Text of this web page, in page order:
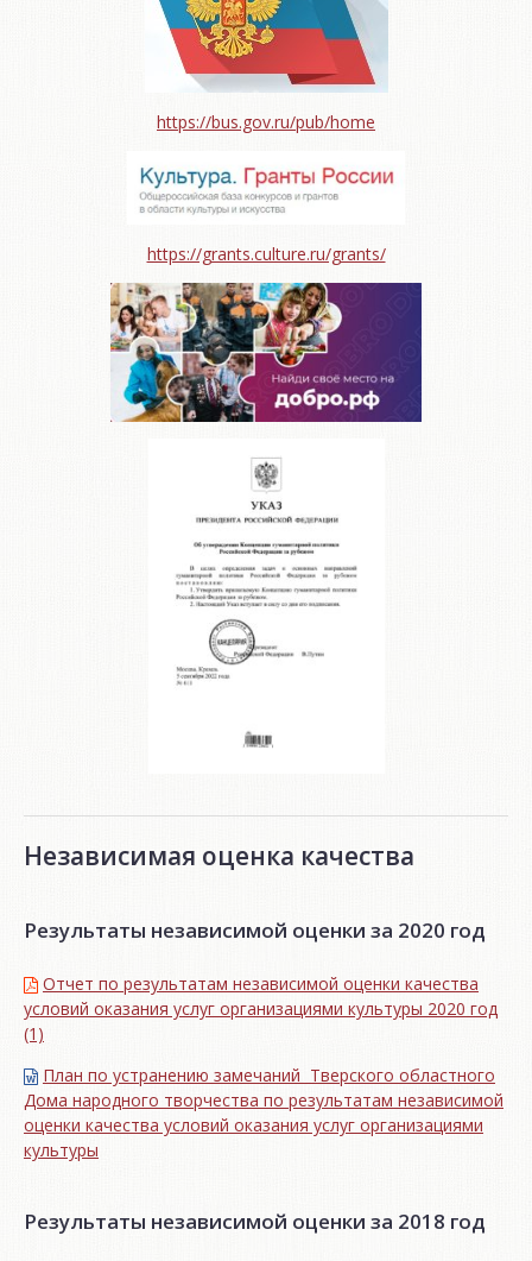
https://bus.gov.ru/pub/home
https://grants.culture.ru/grants/
Независимая оценка качества
Результаты независимой оценки за 2020 год
Отчет по результатам независимой оценки качества
условий оказания услуг организациями культуры 2020 год
(1)
План по устранению замечаний Тверского областного
Дома народного творчества по результатам независимой
оценки качества условий оказания услуг организациями
культуры
Результаты независимой оценки за 2018 год